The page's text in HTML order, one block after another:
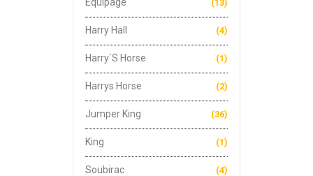
(13)
Harry Hall (4)
Harry`s Horse (1)
Harrys Horse (2)
Jumper King (36)
King (1)
Soubirac (4)